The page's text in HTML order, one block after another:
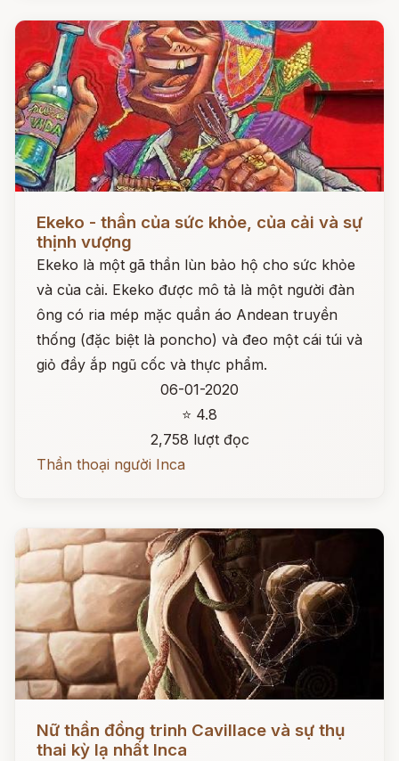
Ekeko - thần của sức khỏe, của cải và sự
thịnh vượng
Ekeko là một gã thần lùn bảo hộ cho sức khỏe
và của cải. Ekeko được mô tả là một người đàn
ông có ria mép mặc quần áo Andean truyền
thống (đặc biệt là poncho) và đeo một cái túi và
giỏ đầy ắp ngũ cốc và thực phẩm.
06-01-2020
⭐ 4.8
2,758 lượt đọc
Thần thoại người Inca
Nữ thần đồng trinh Cavillace và sự thụ
thai kỳ lạ nhất Inca